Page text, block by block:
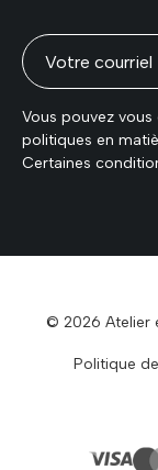
Vous pouvez
politiques en
Certaines
© 2026 Atelier
Politique